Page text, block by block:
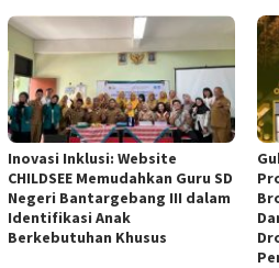
Inovasi Inklusi: Website
CHILDSEE Memudahkan Guru SD
Negeri Bantargebang III dalam
Identifikasi Anak
Berkebutuhan Khusus